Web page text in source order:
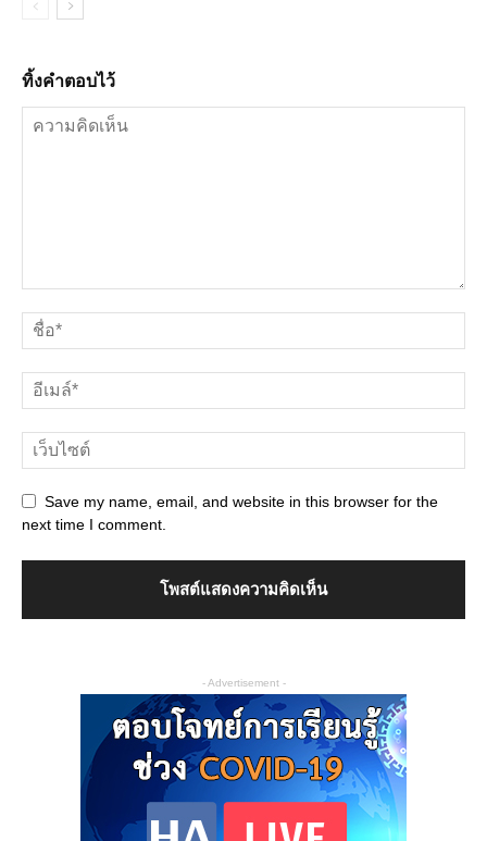
ทิ้งคำตอบไว้
Save my name, email, and website in this browser for the
next time I comment.
- Advertisement -